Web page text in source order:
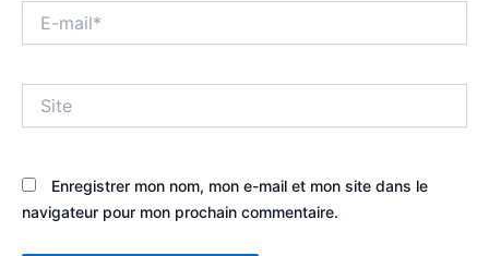
mail*
Enregistrer mon nom, mon e-mail et mon site dans le
navigateur pour mon prochain commentaire.